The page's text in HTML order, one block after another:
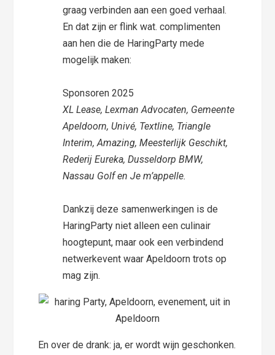
graag verbinden aan een goed verhaal.
En dat zijn er flink wat. complimenten
aan hen die de HaringParty mede
mogelijk maken:
Sponsoren 2025
XL Lease, Lexman Advocaten, Gemeente
Apeldoorn, Univé, Textline, Triangle
Interim, Amazing, Meesterlijk Geschikt,
Rederij Eureka, Dusseldorp BMW,
Nassau Golf en Je m’appelle.
Dankzij deze samenwerkingen is de
HaringParty niet alleen een culinair
hoogtepunt, maar ook een verbindend
netwerkevent waar Apeldoorn trots op
mag zijn.
En over de drank: ja, er wordt wijn geschonken.